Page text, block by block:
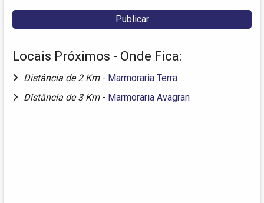
Locais Próximos - Onde Fica:
Distância de 2 Km - Marmoraria Terra
Distância de 3 Km - Marmoraria Avagran